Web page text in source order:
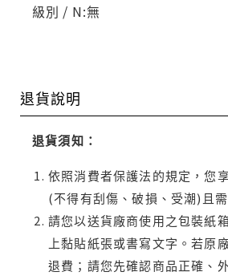
級別 / N:無
退貨說明
退貨須知：
依照消費者保護法的規定，您
(不得有刮傷、破損、受潮)且
請您以送貨廠商使用之包裝紙
上黏貼紙張或書寫文字。若原
退費；請您先確認商品正確、